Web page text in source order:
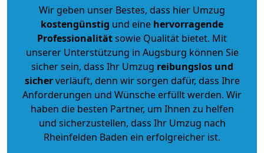
Wir geben unser Bestes, dass hier Umzug
kostengünstig und eine hervorragende
Professionalitätsowie Qualität bietet. Mit
unserer Unterstützung in Augsburg können Sie
sicher sein, dass Ihr Umzug reibungslos und
sicherverläuft, denn wir sorgen dafür, dass Ihre
Anforderungen und Wünsche erfüllt werden. Wir
haben die besten Partner, um Ihnen zu helfen
und sicherzustellen, dass Ihr Umzug nach
Rheinfelden Baden ein erfolgreicher ist.